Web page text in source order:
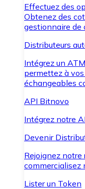
Effectuez des
Obtenez des
gestionnaire de
Distributeurs
Intégrez un
permettez à
échangeables
API Bitnovo
Intégrez notre
Devenir
Rejoignez notre
commercialisez
Lister un Token